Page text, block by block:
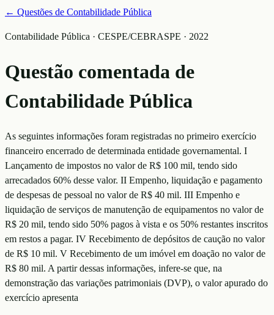
← Questões de Contabilidade Pública
Contabilidade Pública · CESPE/CEBRASPE · 2022
Questão comentada de
Contabilidade Pública
As seguintes informações foram registradas no primeiro exercício
financeiro encerrado de determinada entidade governamental. I
Lançamento de impostos no valor de R$ 100 mil, tendo sido
arrecadados 60% desse valor. II Empenho, liquidação e pagamento
de despesas de pessoal no valor de R$ 40 mil. III Empenho e
liquidação de serviços de manutenção de equipamentos no valor de
R$ 20 mil, tendo sido 50% pagos à vista e os 50% restantes inscritos
em restos a pagar. IV Recebimento de depósitos de caução no valor
de R$ 10 mil. V Recebimento de um imóvel em doação no valor de
R$ 80 mil. A partir dessas informações, infere-se que, na
demonstração das variações patrimoniais (DVP), o valor apurado do
exercício apresenta